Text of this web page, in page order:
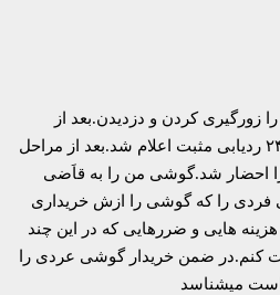
زورگیری کردن و دزدیدن.بعد از
شکایت وثبت در سایت همیاب۲۴ ردیابی مثبت اعلام شد.بعد از مراحل
احضار شد.گوشی من را به قاَضی
فردی را که گوشی را ازش خریداری
هزینه هایی و ضررهایی که در این چند
کنم.در ضمن خریدار گوشی عردی را
میشناسد